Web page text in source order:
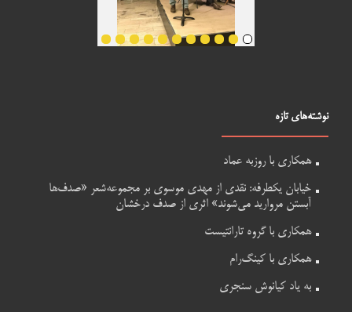
نوشته‌های تازه
همکاری با روزبه عماد
خیابان یکطرفه: نقدی از مهدی موسوی بر مجموعه‌شعر «صدف‌ها
آبستن مروارید می‌شوند» اثری از صدف درخشان
همکاری با گروه تارانتیست
همکاری با کینگ‌رام
به یاد کیانوش سنجری